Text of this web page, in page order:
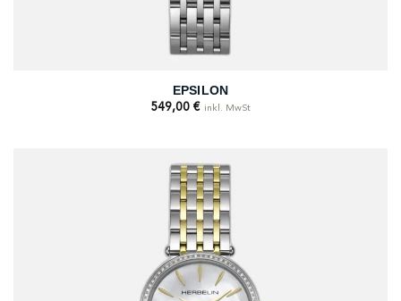
EPSILON
549,00 € inkl. MwSt